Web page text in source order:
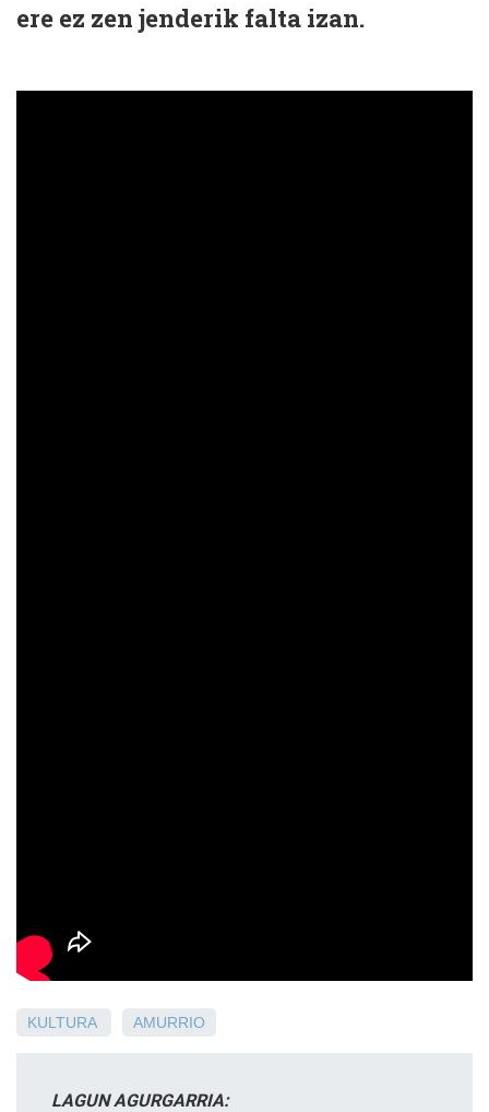
ere ez zen jenderik falta izan.
KULTURA AMURRIO
LAGUN AGURGARRIA: